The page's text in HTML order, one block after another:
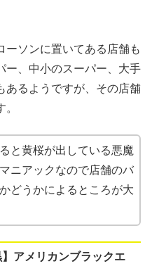
ーソンに置いてある店舗も
ー、中小のスーパー、大手
あるようですが、その店舗
と黄桜が出している悪魔
ニアックなので店舗のバ
どうかによるところが大
アメリカンブラックエ